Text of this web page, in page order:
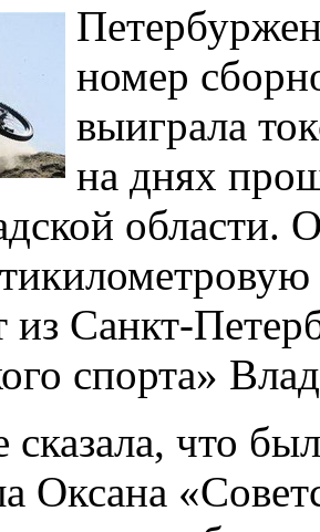
номер
выиграла
на днях
области.
из Санкт-
спорта»
что
Оксана